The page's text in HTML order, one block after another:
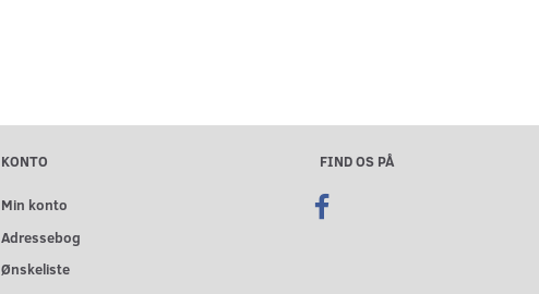
KONTO
Min konto
Adressebog
Ønskeliste
FIND OS PÅ